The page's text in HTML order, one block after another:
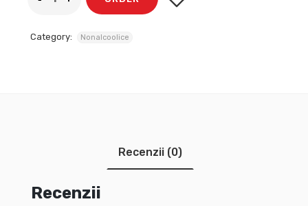
Category: Nonalcoolice
Recenzii (0)
Recenzii